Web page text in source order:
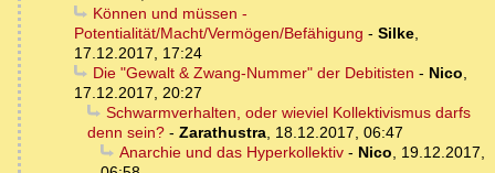
Können und müssen -
Potentialität/Macht/Vermögen/Befähigung - Silke,
17.12.2017, 17:24
Die "Gewalt & Zwang-Nummer" der Debitisten - Nico,
17.12.2017, 20:27
Schwarmverhalten, oder wieviel Kollektivismus darfs
denn sein? - Zarathustra, 18.12.2017, 06:47
Anarchie und das Hyperkollektiv- Nico, 19.12.2017,